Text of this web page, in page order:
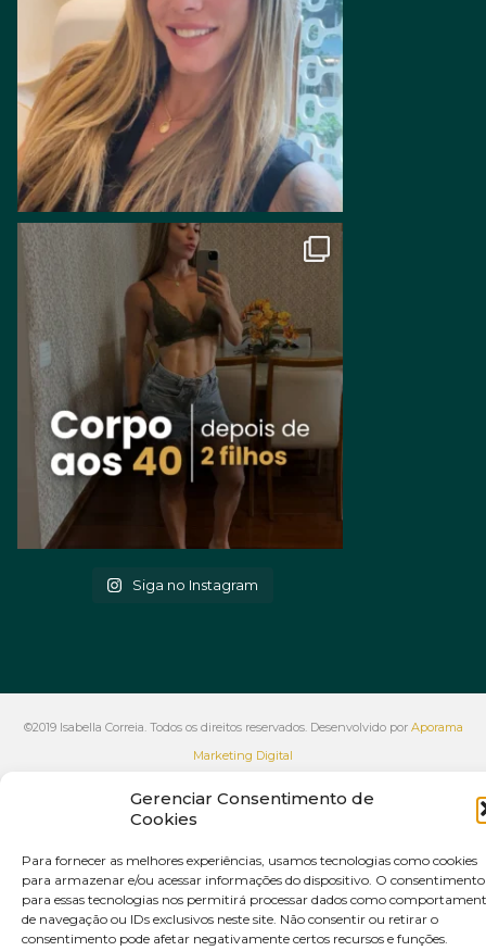
Gerenciar Consentimento de
Cookies
Para fornecer as melhores experiências, usamos tecnologias como cookies
para armazenar e/ou acessar informações do dispositivo. O consentimento
para essas tecnologias nos permitirá processar dados como
de navegação ou IDs exclusivos neste site. Não consentir ou retirar o
consentimento pode afetar negativamente certos recursos e funções.
Siga no Instagram
©2019 Isabella Correia. Todos os direitos reservados. Desenvolvido por Aporama
Marketing Digital